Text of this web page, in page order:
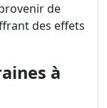
de
des effets
à